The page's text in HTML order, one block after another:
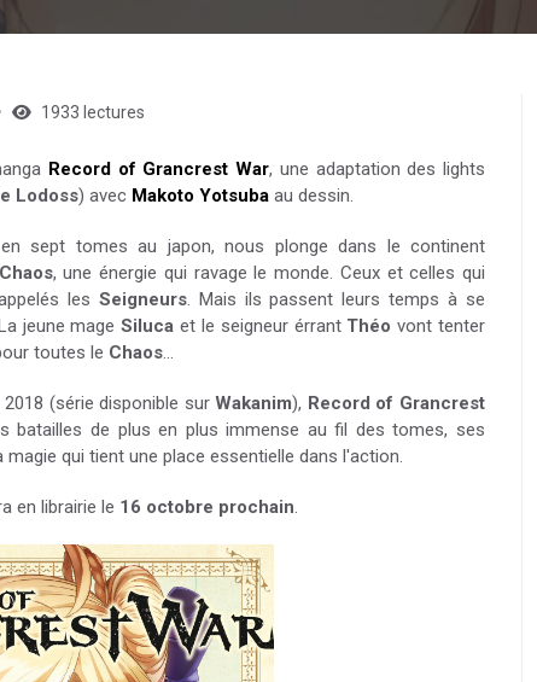
1933 lectures
Record of Grancrest War, une adaptation des lights
Lodoss) avec Makoto Yotsuba au dessin.
sept tomes au japon, nous plonge dans le continent
Chaos, une énergie qui ravage le monde. Ceux et celles qui
les Seigneurs. Mais ils passent leurs temps à se
jeune mageSiluca et le seigneur érrant Théo vont tenter
toutes le Chaos...
2018 (série disponible surWakanim), Record of Grancrest
batailles de plus en plus immense au fil des tomes, ses
qui tient une place essentielle dans l'action.
en librairie le 16 octobre prochain.